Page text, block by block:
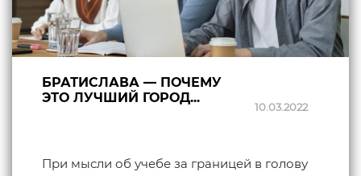
БРАТИСЛАВА — ПОЧЕМУ
ЭТО ЛУЧШИЙ ГОРОД...
10.03.2022
При мысли об учебе за границей в голову